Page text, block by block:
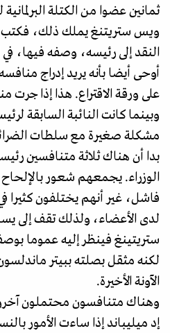
ثمانين عضوا من الكتلة
ويس ستريتنغ يملك ذلك، فكتب
النقد إلى رئيسه، وصفه فيها، في
أوحى أيضا بأنه يريد إدراج
على ورقة الاقتراع. هذا إذا جرت
وبينما كانت النائبة السابقة
مشكلة صغيرة مع سلطات
بدا أن هناك ثلاثة متنافسين
الوزراء. يجمعهم شعور
فاشل، غير أنهم يختلفون كثيرا
لدى الأعضاء، ولذلك تقف إلى
ستريتينغ فينظر إليه عموما
لكنه مثقل بصلته ببيتر
الآونة الأخيرة.
وهناك متنافسون محتملون
إد ميليباند إذا ساءت الأمور